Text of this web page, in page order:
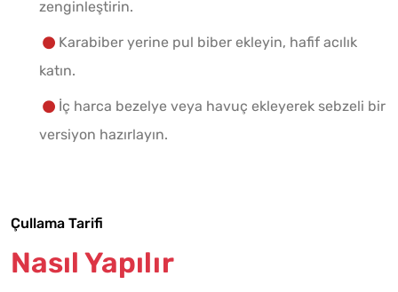
zenginleştirin.
Karabiber yerine pul biber ekleyin, hafif acılık
katın.
İç harca bezelye veya havuç ekleyerek sebzeli bir
versiyon hazırlayın.
Çullama Tarifi
Nasıl Yapılır